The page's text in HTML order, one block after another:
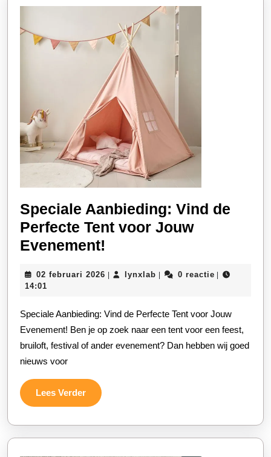
Speciale Aanbieding: Vind de
Perfecte Tent voor Jouw
Evenement!
Vind
Perfecte
Tent
voor
02 februari 2026 02
lynxlab lynxlab0 reactie
14:01
Speciale Aanbieding: Vind de Perfecte Tent voor Jouw
Evenement! Ben je op zoek naar een tent voor een feest,
bruiloft, festival of ander evenement? Dan hebben wij goed
nieuws voor
Lees VerderLees
Verder